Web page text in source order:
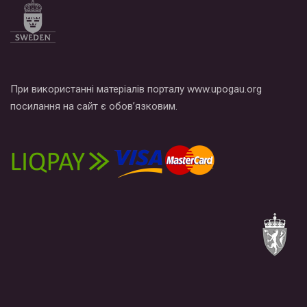
При використанні матеріалів порталу www.upogau.org
посилання на сайт є обов’язковим.